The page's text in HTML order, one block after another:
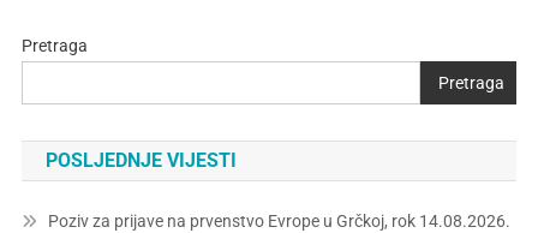
Pretraga
Pretraga
POSLJEDNJE VIJESTI
Poziv za prijave na prvenstvo Evrope u Grčkoj, rok 14.08.2026.